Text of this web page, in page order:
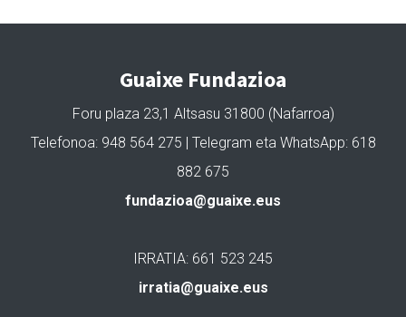
Guaixe Fundazioa
Foru plaza 23,1 Altsasu 31800 (Nafarroa)
Telefonoa: 948 564 275 | Telegram eta WhatsApp: 618
882 675
fundazioa@guaixe.eus
IRRATIA: 661 523 245
irratia@guaixe.eus